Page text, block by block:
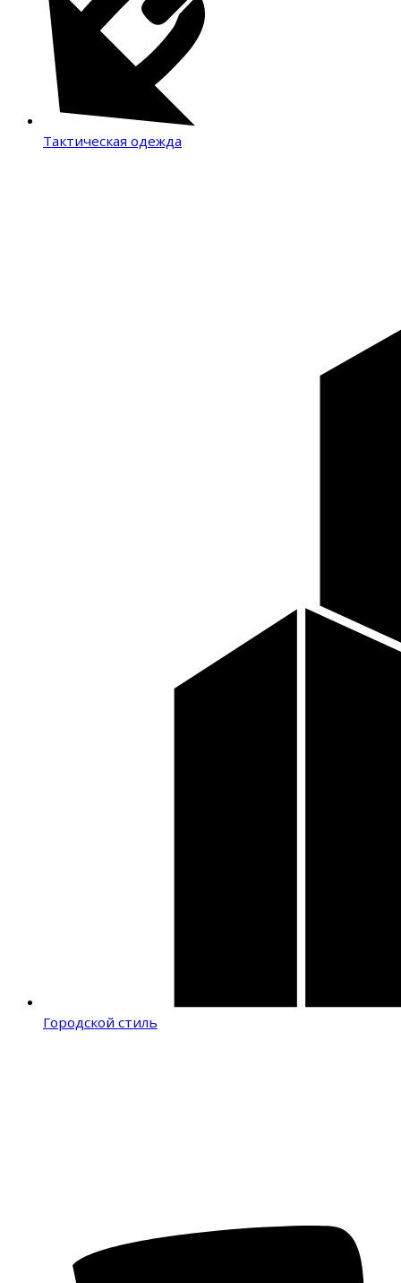
Тактическая одежда
Городской стиль